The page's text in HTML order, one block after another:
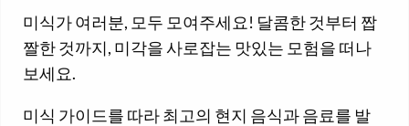
미식가 여러분, 모두 모여주세요! 달콤한 것부터 짭
짤한 것까지, 미각을 사로잡는 맛있는 모험을 떠나
보세요.
미식 가이드를 따라 최고의 현지 음식과 음료를 발